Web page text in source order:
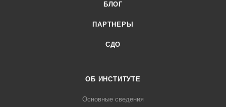
БЛОГ
ПАРТНЕРЫ
СДО
ОБ ИНСТИТУТЕ
Основные сведения